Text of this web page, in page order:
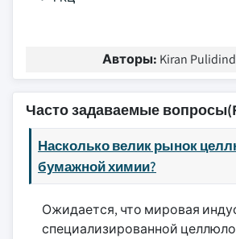
Авторы: Kiran
Часто задаваемые
Насколько велик рынок
бумажной химии?
Ожидается, что мировая
специализированной